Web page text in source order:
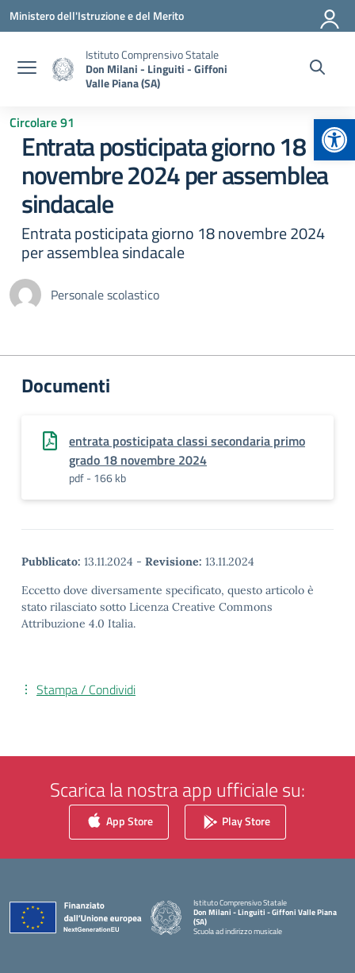
Vai ai contenuti
Vai al menu di navigazione
Vai al footer
Ministero dell'Istruzione e del Merito
Istituto Comprensivo Statale
Don Milani - Linguiti - Giffoni
Valle Piana (SA)
Circolare 91
Entrata posticipata giorno 18
novembre 2024 per assemblea
sindacale
Entrata posticipata giorno 18 novembre 2024
per assemblea sindacale
Personale scolastico
Documenti
entrata posticipata classi secondaria primo
grado 18 novembre 2024
pdf - 166 kb
Pubblicato: 13.11.2024 - Revisione: 13.11.2024
Eccetto dove diversamente specificato, questo articolo è
stato rilasciato sotto Licenza Creative Commons
Attribuzione 4.0 Italia.
Stampa / Condividi
Scarica la nostra app ufficiale su:
App Store Play Store
Istituto Comprensivo Statale
Don Milani - Linguiti - Giffoni Valle Piana
(SA)
Scuola ad indirizzo musicale